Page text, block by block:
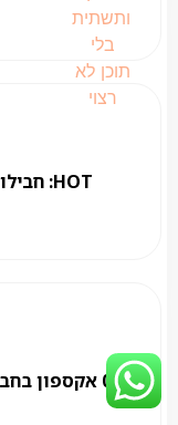
HOT: חבילות אינטרנט תשתית וספק
018 אקספון בחבילות ספק ותשתית משתלמות